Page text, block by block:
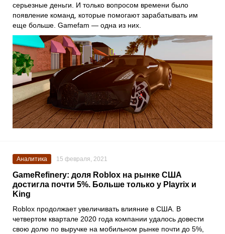
серьезные деньги. И только вопросом времени было
появление команд, которые помогают зарабатывать им
еще больше. Gamefam — одна из них.
Аналитика 15 февраля, 2021
GameRefinery: доля Roblox на рынке США
достигла почти 5%. Больше только у Playrix и
King
Roblox продолжает увеличивать влияние в США. В
четвертом квартале 2020 года компании удалось довести
свою долю по выручке на мобильном рынке почти до 5%,